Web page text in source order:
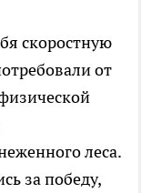
скоростную
от
леса.
за победу,